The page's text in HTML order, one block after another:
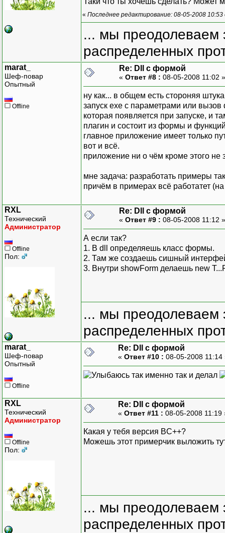
« Последнее редактирование: 08-05-2008
... мы преодолеваем
распределенных
marat_
Шеф-повар
Опытный
Offline
Re: Dll с формой
« Ответ #8 : 08-05-2008 11:02
ну как... в общем есть стороняя
запуск ехе с параметрами или
которая появляется при запуске, и
плагин и состоит из формы и
главное приложение имеет только
вот и всё.
приложение ни о чём кроме этого не
мне задача: разработать примеры
причём в примерах всё работатет
RXL
Технический
Администратор
Offline
Пол:
Re: Dll с формой
« Ответ #9 : 08-05-2008 11:12
А если так?
1. В dll определяешь класс формы.
2. Там же создаешь сишный
3. Внутри showForm делаешь new
... мы преодолеваем
распределенных
marat_
Шеф-повар
Опытный
Offline
Re: Dll с формой
« Ответ #10 : 08-05-2008
так именно так и делал
RXL
Технический
Администратор
Offline
Пол:
Re: Dll с формой
« Ответ #11 : 08-05-2008
Какая у тебя версия BC++?
Можешь этот примерчик выложить
... мы преодолеваем
распределенных